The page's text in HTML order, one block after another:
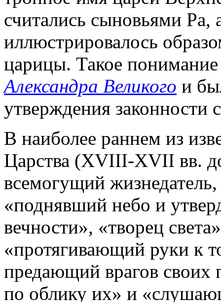
считались сыновьями
иллюстрировалось
царицы. Такое
Александра Великого и
утверждения законности
В наиболее раннем из
Царства (XVIII-XVII вв.
всемогущий
«поднявший небо и
вечности», «творец
«протягивающий руки к
предающий врагов своих
по облику их» и